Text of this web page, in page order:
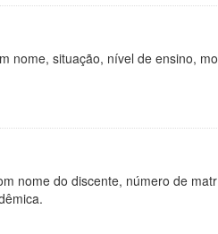
nome, situação, nível de ensino,
nome do discente, número de